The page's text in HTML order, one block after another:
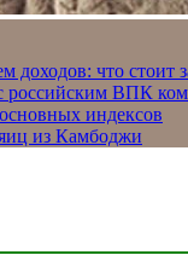
доходов: что стоит
российским ВПК
индексов
из Камбоджи